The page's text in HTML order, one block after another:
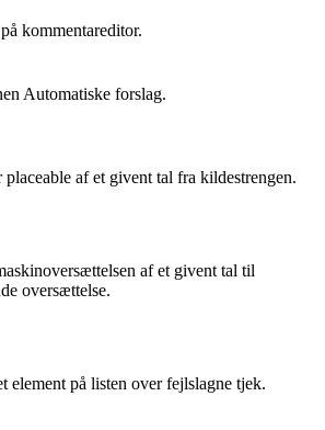
kommentareditor.
Automatiske forslag.
af et givent tal fra kildestrengen.
af et givent tal til
oversættelse.
element på listen over fejlslagne tjek.